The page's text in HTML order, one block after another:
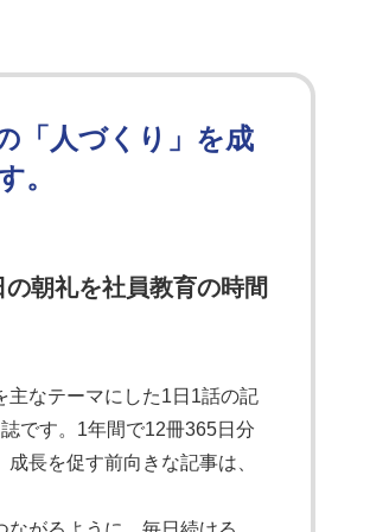
「人づくり」を成
。
朝礼を社員教育の時間
主なテーマにした1日1話の記
です。1年間で12冊365日分
長を促す前向きな記事は、